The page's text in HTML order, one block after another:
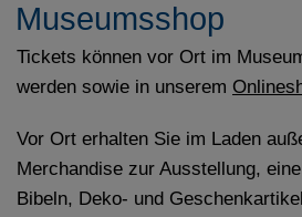
Museumsshop
Tickets können vor Ort im
werden sowie in unserem
Vor Ort erhalten Sie im Laden
Merchandise zur Ausstellung,
Bibeln, Deko- und